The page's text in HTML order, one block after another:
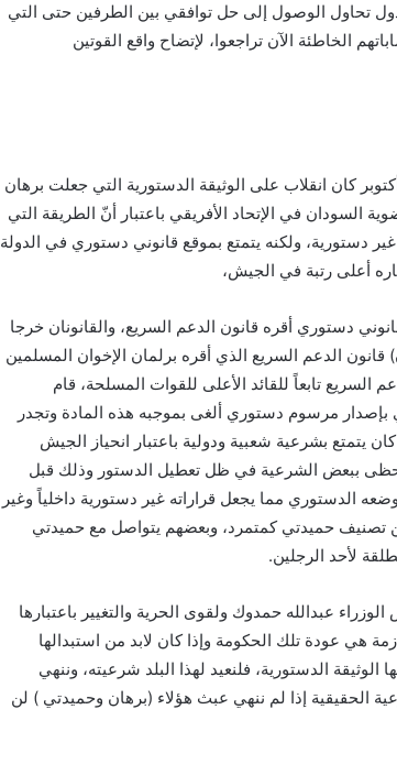
تحاول الوصول إلى حل توافقي بين الطرفين حتى التي
الآن تراجعوا، لإتضاح واقع القوتين
نفذ البرهان وحميدتي انقلاب 25 أكتوبر كان انقلاب على الوثيقة الدستورية التي جعلت برهان
في الإتحاد الأفريقي باعتبار أنّ الطريقة التي
دستورية، ولكنه يتمتع بموقع قانوني دستوري في الدولة
أعلى رتبة في الجيش،
دستوري أقره قانون الدعم السريع، والقانونان خرجا
الدعم السريع الذي أقره برلمان الإخوان المسلمين
السريع تابعاً للقائد الأعلى للقوات المسلحة، قام
مرسوم دستوري ألغى بموجبه هذه المادة وتجدر
يتمتع بشرعية شعبية ودولية باعتبار انحياز الجيش
يحظى ببعض الشرعية في ظل تعطيل الدستور وذلك قبل
الدستوري مما يجعل قراراته غير دستورية داخلياً وغير
تصنيف حميدتي كمتمرد، وبعضهم يتواصل مع حميدتي
لأحد الرجلين.
عبدالله حمدوك ولقوى الحرية والتغيير باعتبارها
هي عودة تلك الحكومة وإذا كان لابد من استبدالها
الوثيقة الدستورية، فلنعيد لهذا البلد شرعيته، وننهي
إذا لم ننهي عبث هؤلاء (برهان وحميدتي ) لن